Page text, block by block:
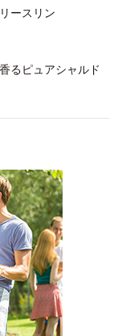
ースリン
るピュアシャルド